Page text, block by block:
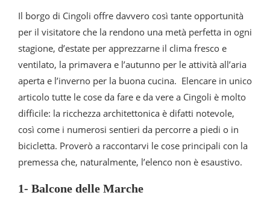
Il borgo di Cingoli offre davvero così tante opportunità
per il visitatore che la rendono una metà perfetta in ogni
stagione, d’estate per apprezzarne il clima fresco e
ventilato, la primavera e l’autunno per le attività all’aria
aperta e l’inverno per la buona cucina. Elencare in unico
articolo tutte le cose da fare e da vere a Cingoli è molto
difficile: la ricchezza architettonica è difatti notevole,
così come i numerosi sentieri da percorre a piedi o in
bicicletta. Proverò a raccontarvi le cose principali con la
premessa che, naturalmente, l’elenco non è esaustivo.
1- Balcone delle Marche